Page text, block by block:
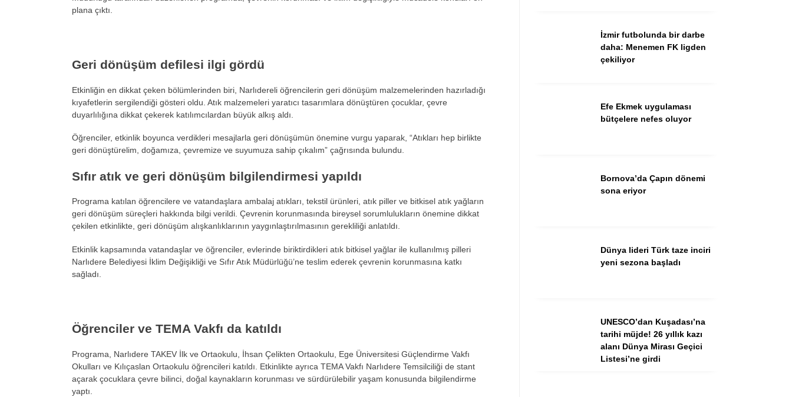
WhatsApp İhbar Hattı
Youtube
TikTok
plana çıktı.
Geri dönüşüm defilesi ilgi gördü
Etkinliğin en dikkat çeken bölümlerinden biri, Narlıdereli öğrencilerin geri dönüşüm malzemelerinden hazırladığı
kıyafetlerin sergilendiği gösteri oldu. Atık malzemeleri yaratıcı tasarımlara dönüştüren çocuklar, çevre
duyarlılığına dikkat çekerek katılımcılardan büyük alkış aldı.
Öğrenciler, etkinlik boyunca verdikleri mesajlarla geri dönüşümün önemine vurgu yaparak, “Atıkları hep birlikte
geri dönüştürelim, doğamıza, çevremize ve suyumuza sahip çıkalım” çağrısında bulundu.
Sıfır atık ve geri dönüşüm bilgilendirmesi yapıldı
Programa katılan öğrencilere ve vatandaşlara ambalaj atıkları, tekstil ürünleri, atık piller ve bitkisel atık yağların
geri dönüşüm süreçleri hakkında bilgi verildi. Çevrenin korunmasında bireysel sorumlulukların önemine dikkat
çekilen etkinlikte, geri dönüşüm alışkanlıklarının yaygınlaştırılmasının gerekliliği anlatıldı.
Etkinlik kapsamında vatandaşlar ve öğrenciler, evlerinde biriktirdikleri atık bitkisel yağlar ile kullanılmış pilleri
Narlıdere Belediyesi İklim Değişikliği ve Sıfır Atık Müdürlüğü’ne teslim ederek çevrenin korunmasına katkı
sağladı.
Öğrenciler ve TEMA Vakfı da katıldı
Programa, Narlıdere TAKEV İlk ve Ortaokulu, İhsan Çelikten Ortaokulu, Ege Üniversitesi Güçlendirme Vakfı
Okulları ve Kılıçaslan Ortaokulu öğrencileri katıldı. Etkinlikte ayrıca TEMA Vakfı Narlıdere Temsilciliği de stant
açarak çocuklara çevre bilinci, doğal kaynakların korunması ve sürdürülebilir yaşam konusunda bilgilendirme
yaptı.
İzmir futbolunda bir darbe
daha: Menemen FK ligden
çekiliyor
Efe Ekmek uygulaması
bütçelere nefes oluyor
Bornova’da Çapın dönemi
sona eriyor
Dünya lideri Türk taze inciri
yeni sezona başladı
UNESCO’dan Kuşadası’na
tarihi müjde! 26 yıllık kazı
alanı Dünya Mirası Geçici
Listesi’ne girdi